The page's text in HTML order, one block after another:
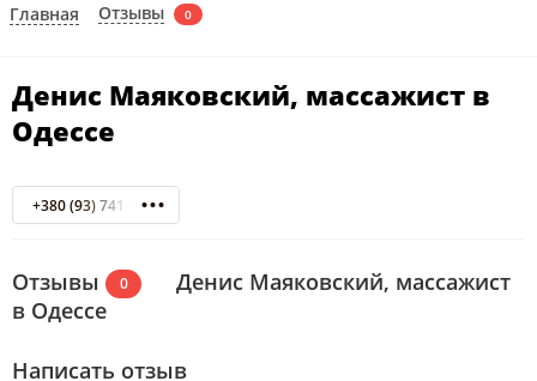
Главная Отзывы 0
Денис Маяковский, массажист в
Одессе
+380 (93) 741-95-05
Отзывы 0
Денис Маяковский, массажист
в Одессе
Написать отзыв